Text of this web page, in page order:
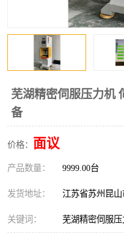
芜湖精密伺服压力机
备
价格： 面议
产品数量： 9999.00台
发货地址： 江苏省苏州昆山
关键词： 芜湖精密伺服压